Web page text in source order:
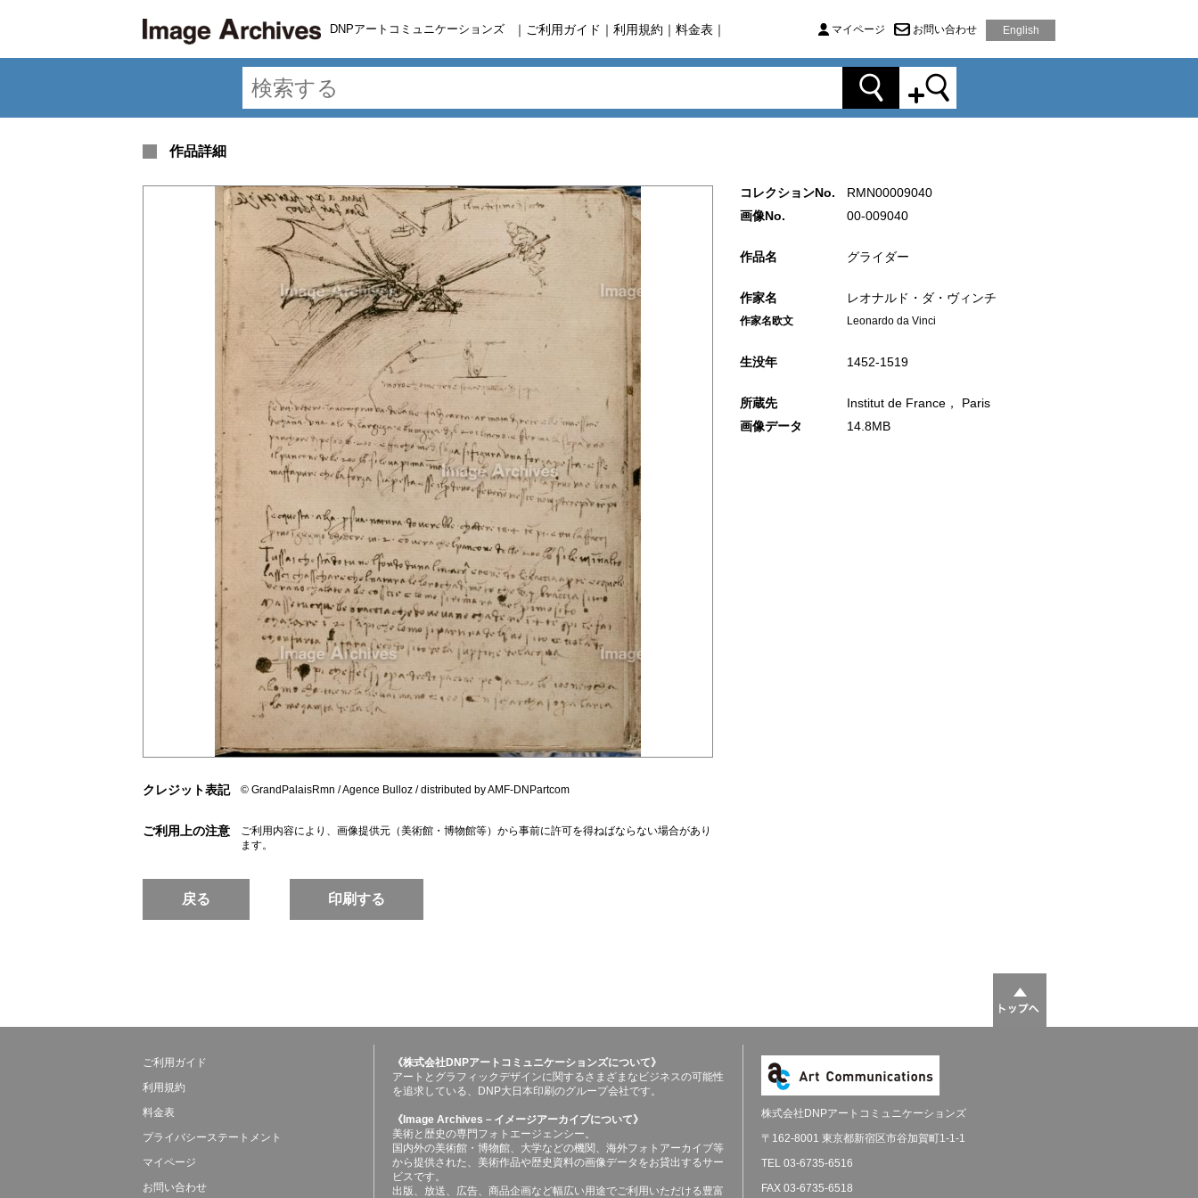
DNPアートコミュニケーションズ ｜ ご利用ガイド ｜ 利用規約 ｜ 料金表 ｜ マイページ お問い合わせ English
作品詳細
クレジット表記 © GrandPalaisRmn / Agence Bulloz / distributed by AMF-DNPartcom
ご利用上の注意
ご利用内容により、画像提供元（美術館・博物館等）から事前に許可を得ねばならない場合があり
ます。
戻る 印刷する
コレクションNo.
RMN00009040
画像No.
00-009040
作品名 グライダー
作家名 レオナルド・ダ・ヴィンチ
作家名欧文 Leonardo da Vinci
生没年 1452‐1519
所蔵先
Institut de France， Paris
画像データ
14.8MB
ご利用ガイド
利用規約
料金表
プライバシーステートメント
マイページ
お問い合わせ
《株式会社DNPアートコミュニケーションズについて》
アートとグラフィックデザインに関するさまざまなビジネスの可能性
を追求している、DNP大日本印刷のグループ会社です。
《Image Archives－イメージアーカイブについて》
美術と歴史の専門フォトエージェンシー。
国内外の美術館・博物館、大学などの機関、海外フォトアーカイブ等
から提供された、美術作品や歴史資料の画像データをお貸出するサー
ビスです。
出版、放送、広告、商品企画など幅広い用途でご利用いただける豊富
株式会社DNPアートコミュニケーションズ
〒162-8001 東京都新宿区市谷加賀町1-1-1
TEL 03-6735-6516
FAX 03-6735-6518